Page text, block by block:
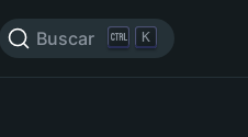
Buscar K